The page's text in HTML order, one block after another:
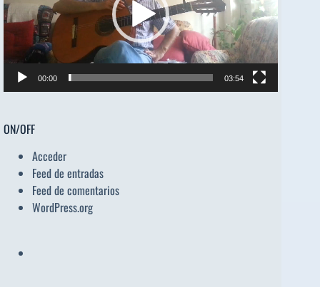
00:00 03:54
ON/OFF
Acceder
Feed de entradas
Feed de comentarios
WordPress.org